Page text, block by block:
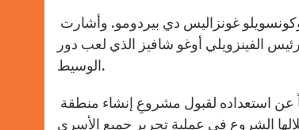
الفينزويلي أوغو شافيز الذي لعب دور
الوسيط.